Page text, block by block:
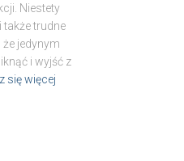
Niestety
także trudne
jedynym
i wyjść z
się więcej